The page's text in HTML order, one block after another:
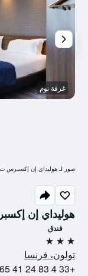
هوليداي إن
فندق
3 نجوم
تولون، فرنسا
+33 4 83 24 41 65
غرفة نوم
صور لـ هوليداي إن إكسبرس